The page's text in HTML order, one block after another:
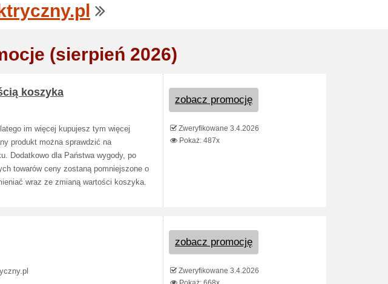
(sierpień 2026)
koszyka
im więcej kupujesz tym więcej
produkt można sprawdzić na
Dodatkowo dla Państwa wygody, po
towarów ceny zostaną pomniejszone o
wraz ze zmianą wartości koszyka.
zobacz promocję
Zweryfikowane 3.4.2026
Pokaż: 487x
zobacz promocję
Zweryfikowane 3.4.2026